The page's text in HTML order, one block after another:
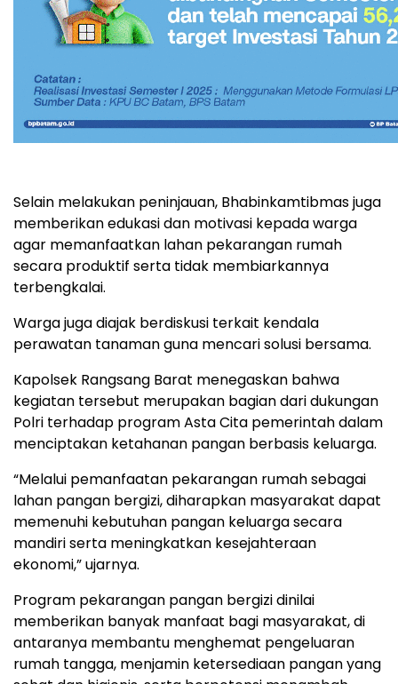
Selain melakukan peninjauan, Bhabinkamtibmas juga
memberikan edukasi dan motivasi kepada warga
agar memanfaatkan lahan pekarangan rumah
secara produktif serta tidak membiarkannya
terbengkalai.
Warga juga diajak berdiskusi terkait kendala
perawatan tanaman guna mencari solusi bersama.
Kapolsek Rangsang Barat menegaskan bahwa
kegiatan tersebut merupakan bagian dari dukungan
Polri terhadap program Asta Cita pemerintah dalam
menciptakan ketahanan pangan berbasis keluarga.
“Melalui pemanfaatan pekarangan rumah sebagai
lahan pangan bergizi, diharapkan masyarakat dapat
memenuhi kebutuhan pangan keluarga secara
mandiri serta meningkatkan kesejahteraan
ekonomi,” ujarnya.
Program pekarangan pangan bergizi dinilai
memberikan banyak manfaat bagi masyarakat, di
antaranya membantu menghemat pengeluaran
rumah tangga, menjamin ketersediaan pangan yang